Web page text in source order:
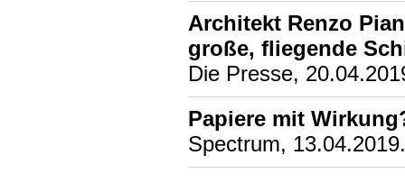
Architekt Renzo
große, fliegende
Die Presse,
Papiere mit
Spectrum, 13.04.2019.